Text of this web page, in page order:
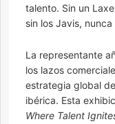
talento. Sin un
sin los Javis,
La representante
los lazos
estrategia global
ibérica. Esta
Where Talent